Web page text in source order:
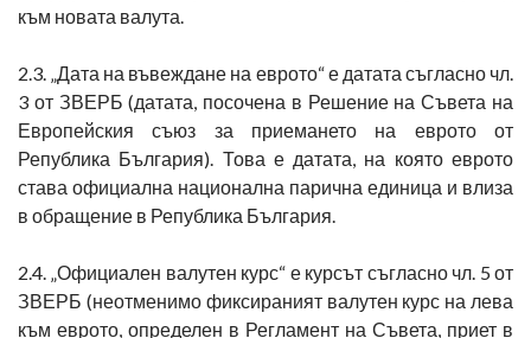
към новата валута.
2.3. „Дата на въвеждане на еврото“ е датата съгласно чл.
3 от ЗВЕРБ (датата, посочена в Решение на Съвета на
Европейския съюз за приемането на еврото от
Република България). Това е датата, на която еврото
става официална национална парична единица и влиза
в обращение в Република България.
2.4. „Официален валутен курс“ е курсът съгласно чл. 5 от
ЗВЕРБ (неотменимо фиксираният валутен курс на лева
към еврото, определен в Регламент на Съвета, приет в